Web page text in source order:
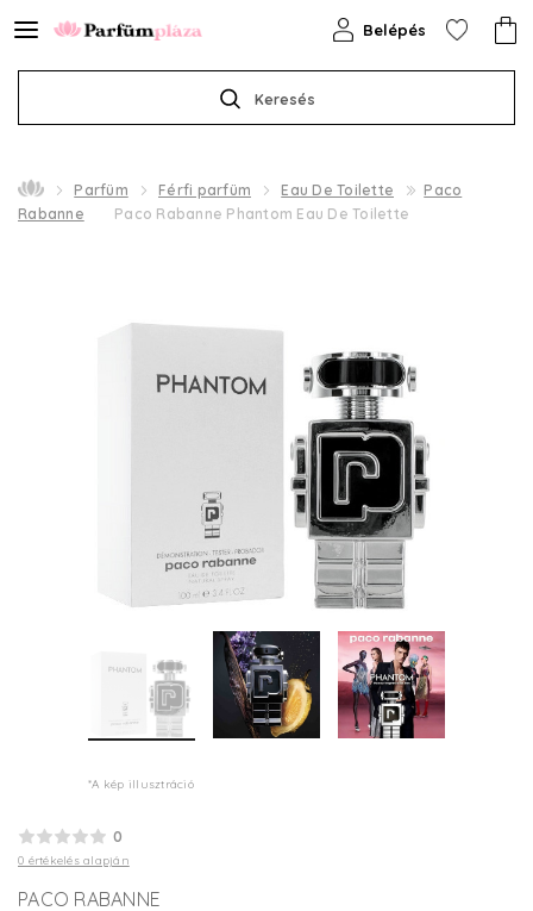
Keresés
Belépés
Parfüm Férfi parfüm Eau De Toilette
Paco
Rabanne
Paco Rabanne Phantom Eau De Toilette
*A kép illusztráció
0
0 értékelés alapján
PACO RABANNE